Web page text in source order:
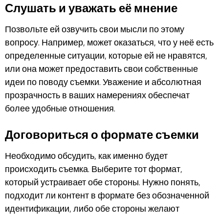
Слушать и уважать её мнение
Позвольте ей озвучить свои мысли по этому
вопросу. Например, может оказаться, что у неё есть
определенные ситуации, которые ей не нравятся,
или она может предоставить свои собственные
идеи по поводу съемки. Уважение и абсолютная
прозрачность в ваших намерениях обеспечат
более удобные отношения.
Договориться о формате съемки
Необходимо обсудить, как именно будет
происходить съемка. Выберите тот формат,
который устраивает обе стороны. Нужно понять,
подходит ли контент в формате без обозначенной
идентификации, либо обе стороны желают